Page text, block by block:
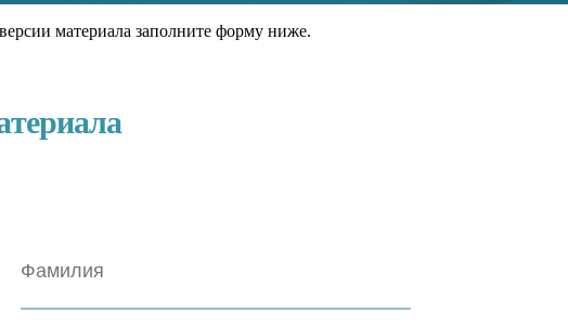
материала заполните форму ниже.